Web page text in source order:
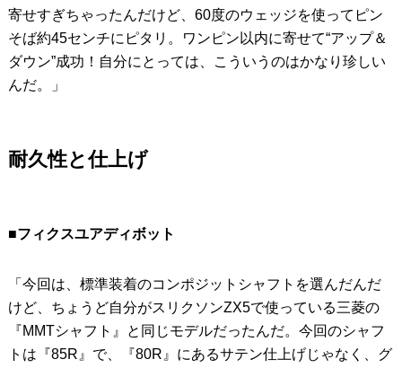
寄せすぎちゃったんだけど、60度のウェッジを使ってピン
そば約45センチにピタリ。ワンピン以内に寄せて“アップ＆
ダウン”成功！自分にとっては、こういうのはかなり珍しい
んだ。」
耐久性と仕上げ
■フィクスユアディボット
「今回は、標準装着のコンポジットシャフトを選んだんだ
けど、ちょうど自分がスリクソンZX5で使っている三菱の
『MMTシャフト』と同じモデルだったんだ。今回のシャフ
トは『85R』で、『80R』にあるサテン仕上げじゃなく、グ